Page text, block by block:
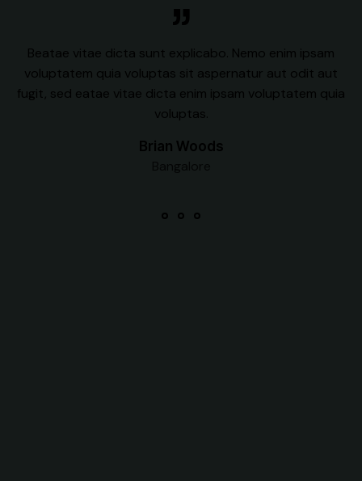
Beatae vitae dicta sunt explicabo. Nemo enim ipsam
voluptatem quia voluptas sit aspernatur aut odit aut
fugit, sed eatae vitae dicta enim ipsam voluptatem quia
voluptas.
Brian Woods